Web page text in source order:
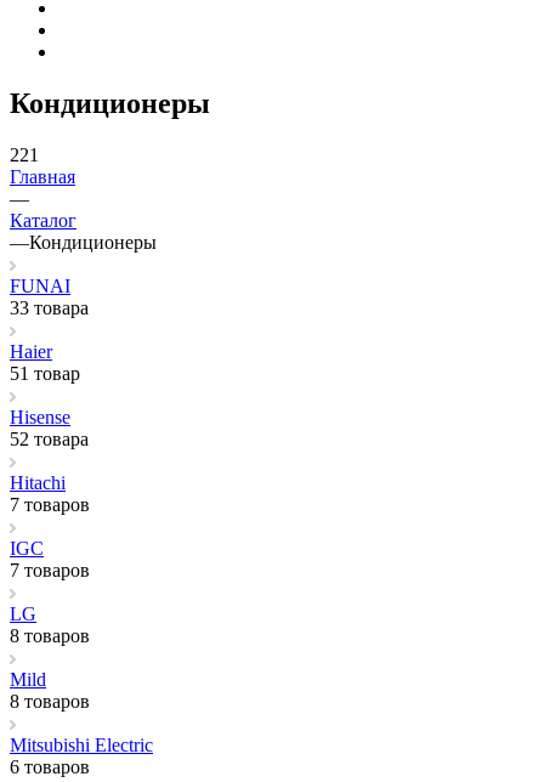
Кондиционеры
221
Главная
—
Каталог
—Кондиционеры
FUNAI
33 товара
Haier
51 товар
Hisense
52 товара
Hitachi
7 товаров
IGC
7 товаров
LG
8 товаров
Mild
8 товаров
Mitsubishi Electric
6 товаров